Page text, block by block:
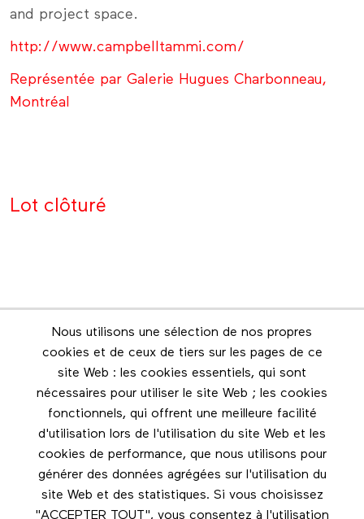
and project space.
http://www.campbelltammi.com/
Représentée par Galerie Hugues Charbonneau,
Montréal
Lot clôturé
Nous utilisons une sélection de nos propres
cookies et de ceux de tiers sur les pages de ce
site Web : les cookies essentiels, qui sont
nécessaires pour utiliser le site Web ; les cookies
fonctionnels, qui offrent une meilleure facilité
d'utilisation lors de l'utilisation du site Web et les
cookies de performance, que nous utilisons pour
générer des données agrégées sur l'utilisation du
site Web et des statistiques. Si vous choisissez
"ACCEPTER TOUT", vous consentez à l'utilisation
Infolettre
Restez en contact grâce à l'infolettre
Footer menu
Les éditions Esse
Instagram
Facebook